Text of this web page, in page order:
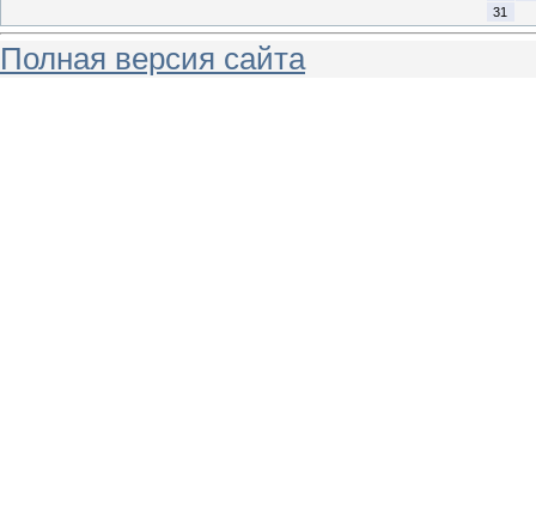
31
Полная версия сайта